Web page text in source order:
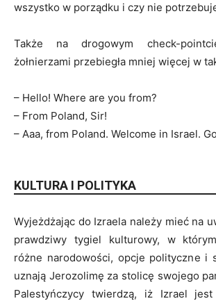
wszystko w porządku i czy nie
Także na drogowym check-
żołnierzami przebiegła mniej więcej w
– Hello! Where are you from?
– From Poland, Sir!
– Aaa, from Poland. Welcome in Israel.
KULTURA I POLITYKA
Wyjeżdżając do Izraela należy mieć na
prawdziwy tygiel kulturowy, w
różne narodowości, opcje polityczne i
uznają Jerozolimę za stolicę swojego
Palestyńczycy twierdzą, iż Izrael